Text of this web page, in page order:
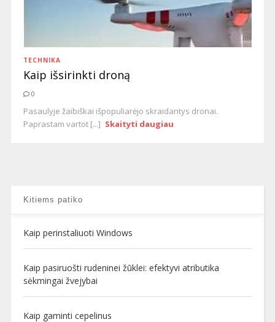
TECHNIKA
Kaip išsirinkti droną
0
Pasaulyje žaibiškai išpopuliarėjo skraidantys dronai.
Paprastam vartot [...] Skaityti daugiau
Kitiems patiko
Kaip perinstaliuoti Windows
Kaip pasiruošti rudeninei žūklei: efektyvi atributika
sėkmingai žvejybai
Kaip gaminti cepelinus